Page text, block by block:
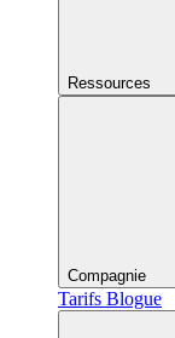
Ressources
Compagnie
Tarifs Blogue